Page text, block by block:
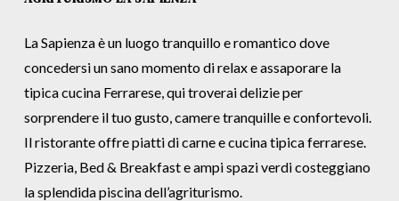
La Sapienza è un luogo tranquillo e romantico dove
concedersi un sano momento di relax e assaporare la
tipica cucina Ferrarese, qui troverai delizie per
sorprendere il tuo gusto, camere tranquille e confortevoli.
Il ristorante offre piatti di carne e cucina tipica ferrarese.
Pizzeria, Bed & Breakfast e ampi spazi verdi costeggiano
la splendida piscina dell’agriturismo.